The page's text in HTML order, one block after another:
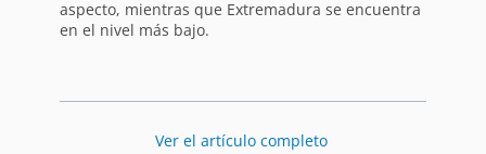
aspecto, mientras que Extremadura se encuentra
en el nivel más bajo.
Ver el artículo completo